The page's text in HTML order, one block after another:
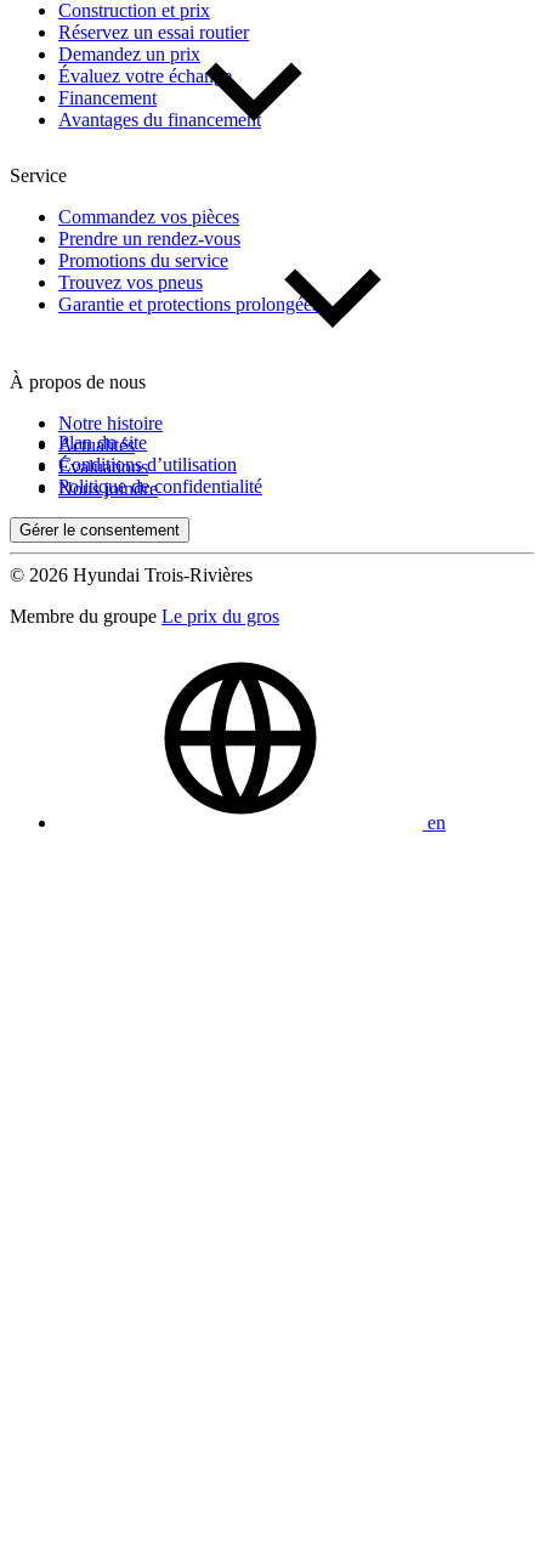
Construction et prix
Réservez un essai routier
Demandez un prix
Évaluez votre échange
Financement
Avantages du financement
Service
Commandez vos pièces
Prendre un rendez-vous
Promotions du service
Trouvez vos pneus
Garantie et protections prolongées
À propos de nous
Notre histoire
Actualités
Évaluations
Nous joindre
Plan du site
Conditions d’utilisation
Politique de confidentialité
Gérer le consentement
© 2026 Hyundai Trois-Rivières
Membre du groupe Le prix du gros
en